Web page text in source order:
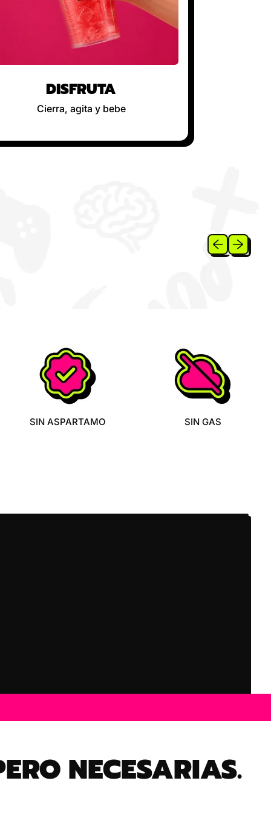
DISFRUTA
Cierra, agita y bebe
SIN ASPARTAMO SIN GAS
NECESARIAS.